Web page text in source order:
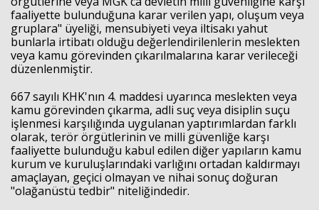
faaliyette bulunduğuna karar verilen yapı, oluşum veya
gruplara" üyeliği, mensubiyeti veya iltisakı yahut
bunlarla irtibatı olduğu değerlendirilenlerin meslekten
veya kamu görevinden çıkarılmalarına karar verileceği
düzenlenmiştir.
667 sayılı KHK'nın 4. maddesi uyarınca meslekten veya
kamu görevinden çıkarma, adli suç veya disiplin suçu
işlenmesi karşılığında uygulanan yaptırımlardan farklı
olarak, terör örgütlerinin ve milli güvenliğe karşı
faaliyette bulunduğu kabul edilen diğer yapıların kamu
kurum ve kuruluşlarındaki varlığını ortadan kaldırmayı
amaçlayan, geçici olmayan ve nihai sonuç doğuran
"olağanüstü tedbir" niteliğindedir.